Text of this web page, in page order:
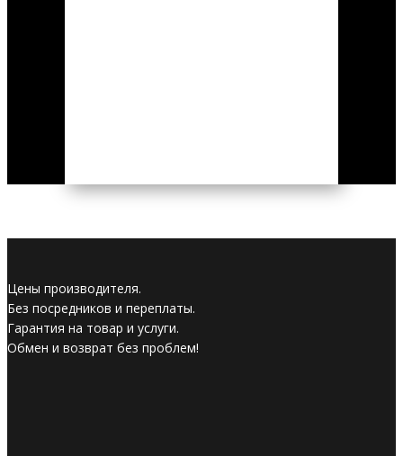
Цены производителя.
Без посредников и переплаты.
Гарантия на товар и услуги.
Обмен и возврат без проблем!